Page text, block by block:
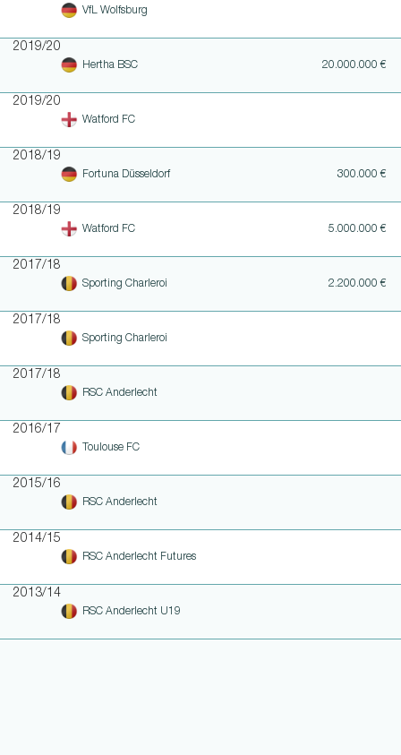
VfL Wolfsburg
2019/20
Hertha BSC 20.000.000 €
2019/20
Watford FC
2018/19
Fortuna Düsseldorf 300.000 €
2018/19
Watford FC 5.000.000 €
2017/18
Sporting Charleroi 2.200.000 €
2017/18
Sporting Charleroi
2017/18
RSC Anderlecht
2016/17
Toulouse FC
2015/16
RSC Anderlecht
2014/15
RSC Anderlecht Futures
2013/14
RSC Anderlecht U19